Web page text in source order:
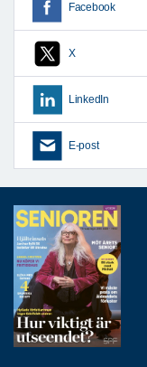
Facebook
X
LinkedIn
E-post